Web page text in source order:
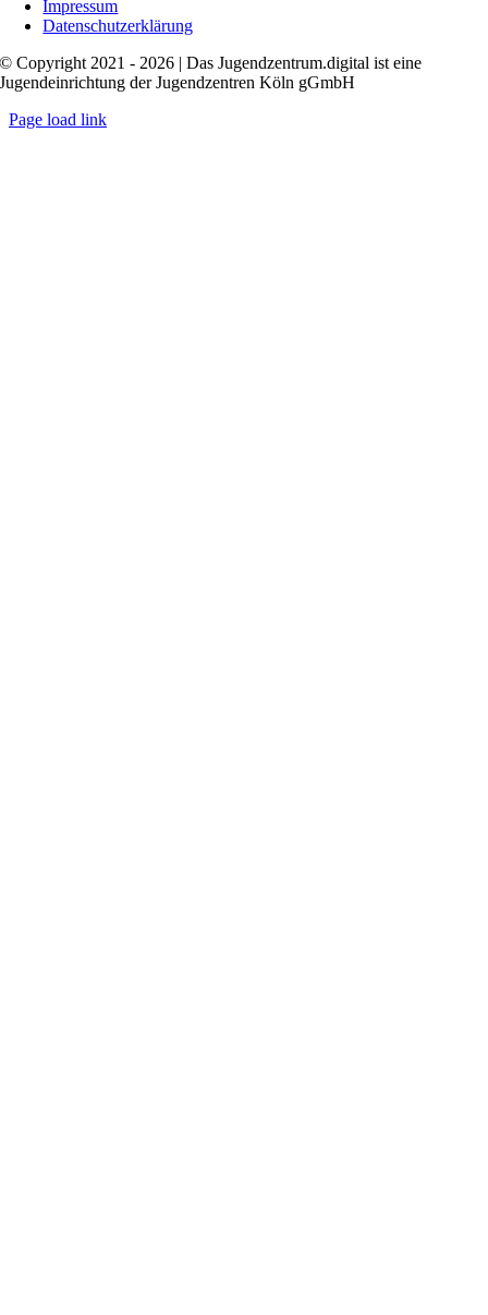
Impressum
Datenschutzerklärung
© Copyright 2021 - 2026 | Das Jugendzentrum.digital ist eine
Jugendeinrichtung der Jugendzentren Köln gGmbH
Page load link